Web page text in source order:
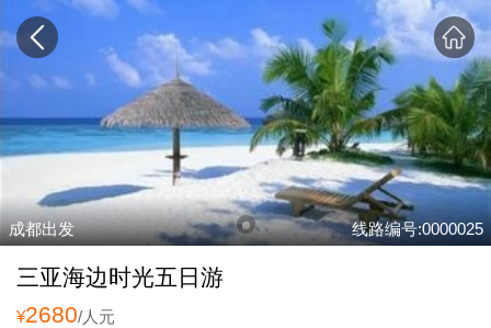
成都出发 线路编号:0000025
三亚海边时光五日游
¥2680/人元